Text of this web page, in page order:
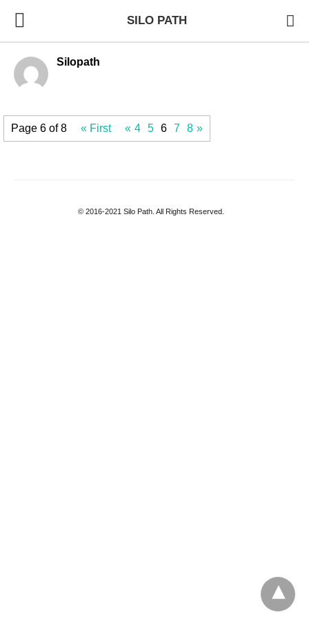
SILO PATH
Silopath
Page 6 of 8 « First « 4 5 6 7 8 »
© 2016-2021 Silo Path. All Rights Reserved.